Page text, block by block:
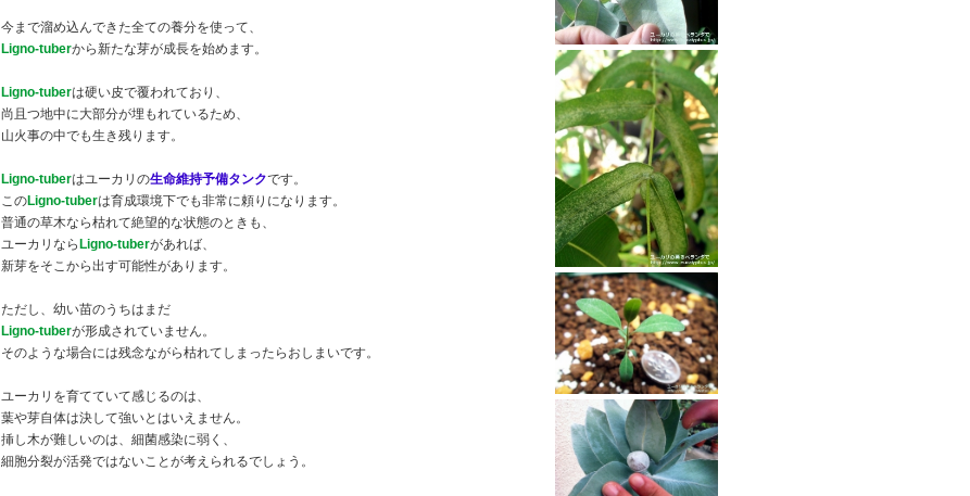
今まで溜め込んできた全ての養分を使って、
Ligno-tuberから新たな芽が成長を始めます。
Ligno-tuberは硬い皮で覆われており、
尚且つ地中に大部分が埋もれているため、
山火事の中でも生き残ります。
Ligno-tuberはユーカリの生命維持予備タンクです。
このLigno-tuberは育成環境下でも非常に頼りになります。
普通の草木なら枯れて絶望的な状態のときも、
ユーカリなら Ligno-tuberがあれば、
新芽をそこから出す可能性があります。
ただし、幼い苗のうちはまだ
Ligno-tuberが形成されていません。
そのような場合には残念ながら枯れてしまったらおしまいです。
ユーカリを育てていて感じるのは、
葉や芽自体は決して強いとはいえません。
挿し木が難しいのは、細菌感染に弱く、
細胞分裂が活発ではないことが考えられるでしょう。